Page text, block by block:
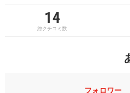
14
総クチコミ数
フォロワー